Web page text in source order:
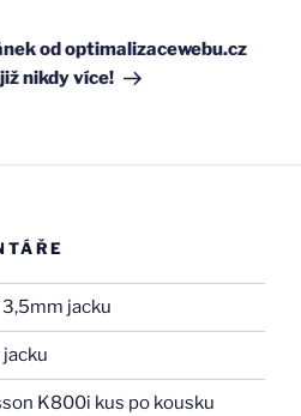
od optimalizacewebu.cz
nikdy více!
jacku
K800i kus po kousku